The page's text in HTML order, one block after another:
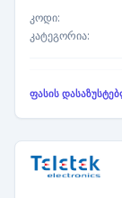
კოდი:
კატეგორია:
ფასის